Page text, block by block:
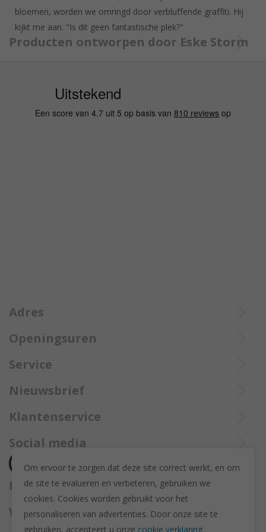
bloemen, worden we omringd door verbluffende graffiti. Hij
kijkt me aan. "Is dit geen fantastische plek?"
Producten ontworpen door Eske Storm
Adres
Ieperstraat 3
057 33 34 61
info@juwelennevejan.be
Openingsuren
Di tot Zat : 10u tot 12u en 13u30 tot 18u
Service
Bel Trollbeadsonlineservice op
+32 057 33 34 61
of bereik ons viamail
Nieuwsbrief
Alles over nieuwe Trollbeadsproducten en acties te weten
(Max. 2 e-mails per maand.)
Klantenservice
Over ons
Herroeping
Retourneren en ruilen
Privacy policy
Algemene voorwaarden
Disclaimer
Social media
Betaalmethodes
Wij versturen met
Om ervoor te zorgen dat deze site correct werkt, en om
de site te evalueren en verbeteren, gebruiken we
cookies. Cookies worden gebruikt voor het
personaliseren van advertenties. Door onze site te
gebruiken, accepteert u onze cookie verklaring.